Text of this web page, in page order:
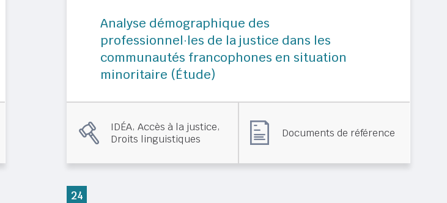
Analyse démographique des
professionnel·les de la justice dans les
communautés francophones en situation
minoritaire (Étude)
IDÉA, Accès à la justice,
Droits linguistiques
Documents de référence
24